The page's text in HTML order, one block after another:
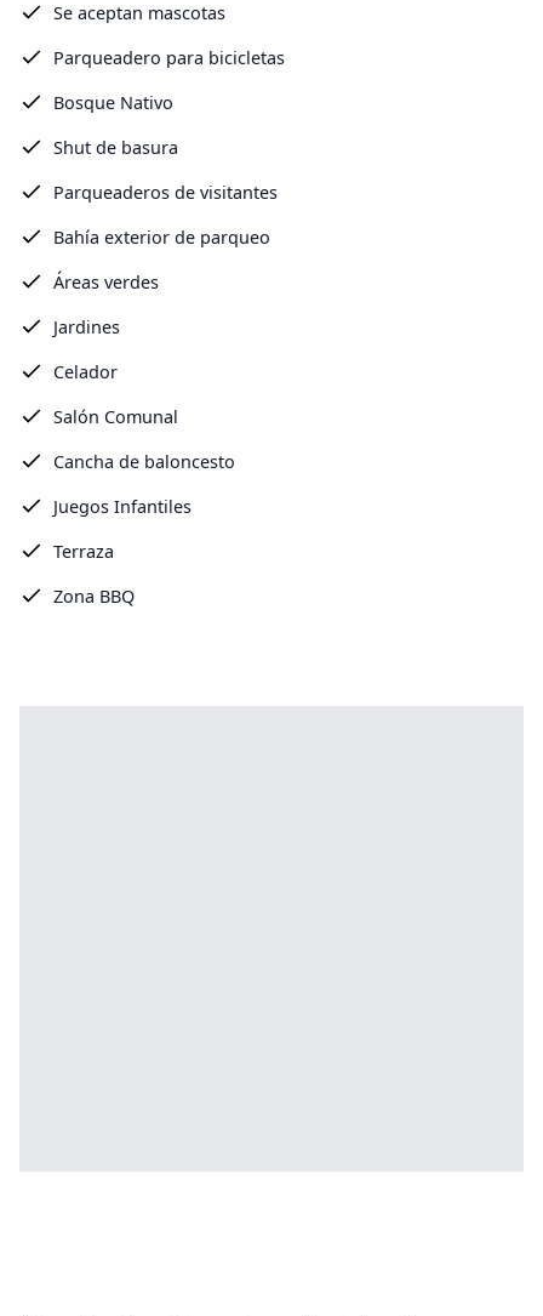
Se aceptan mascotas
Parqueadero para bicicletas
Bosque Nativo
Shut de basura
Parqueaderos de visitantes
Bahía exterior de parqueo
Áreas verdes
Jardines
Celador
Salón Comunal
Cancha de baloncesto
Juegos Infantiles
Terraza
Zona BBQ